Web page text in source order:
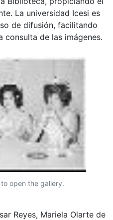
La universidad Icesi es
de difusión, facilitando
consulta de las imágenes.
open the gallery.
Reyes, Mariela Olarte de